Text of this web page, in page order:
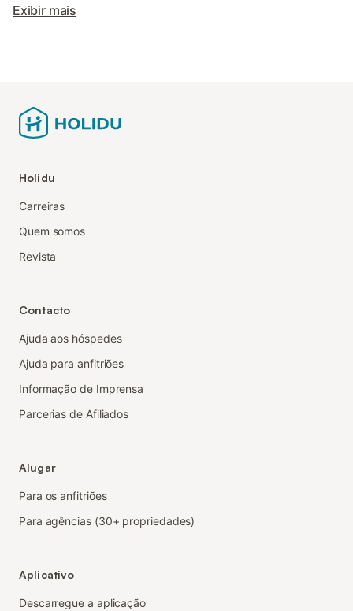
Exibir mais
Holidu
Carreiras
Quem somos
Revista
Contacto
Ajuda aos hóspedes
Ajuda para anfitriões
Informação de Imprensa
Parcerias de Afiliados
Alugar
Para os anfitriões
Para agências (30+ propriedades)
Aplicativo
Descarregue a aplicação